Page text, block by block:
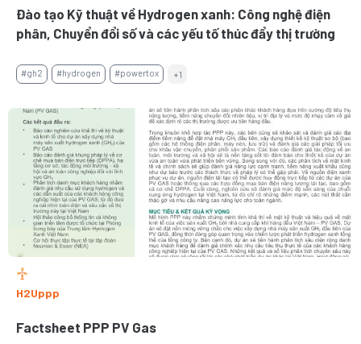
Đào tạo Kỹ thuật về Hydrogen xanh: Công nghệ điện
phân, Chuyển đổi số và các yếu tố thúc đẩy thị trường
#gh2 #hydrogen #powertox +1
H2Uppp
Factsheet PPP PV Gas